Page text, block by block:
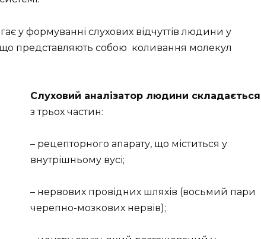
у формуванні слухових відчуттів людини у
що представляють собою коливання молекул
Слуховий аналізатор людини складається
з трьох частин:
– рецепторного апарату, що міститься у
внутрішньому вусі;
– нервових провідних шляхів (восьмий пари
черепно-мозкових нервів);